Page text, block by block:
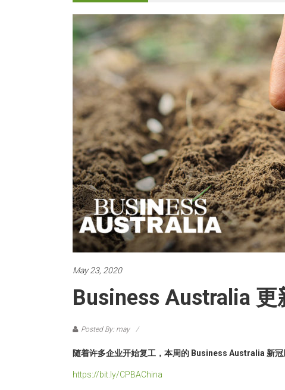
May 23, 2020
Business Australia
Posted By: may
随着许多企业开始复工，本周的 Business Australia 新
https://bit.ly/CPBAChina